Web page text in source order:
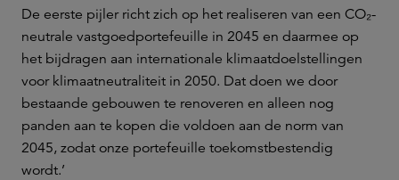
De eerste pijler richt zich op het realiseren van een CO₂-
neutrale vastgoedportefeuille in 2045 en daarmee op
het bijdragen aan internationale klimaatdoelstellingen
voor klimaatneutraliteit in 2050. Dat doen we door
bestaande gebouwen te renoveren en alleen nog
panden aan te kopen die voldoen aan de norm van
2045, zodat onze portefeuille toekomstbestendig
wordt.’